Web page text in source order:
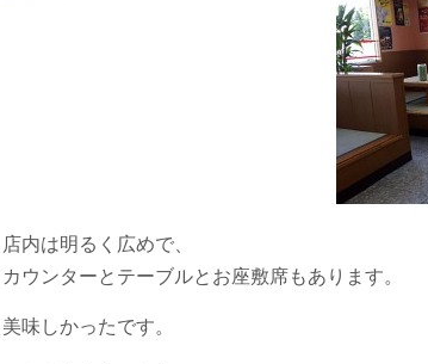
店内は明るく広めで、
カウンターとテーブルとお座敷席もあります。
美味しかったです。